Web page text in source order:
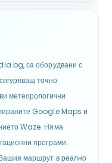
са оборудвани с
точно
метеорологични
Google Maps и
Waze. Няма
програми.
маршрут в реално